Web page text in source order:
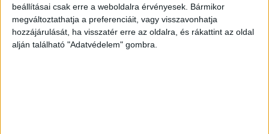
beállításai csak erre a weboldalra érvényesek. Bármikor
megváltoztathatja a preferenciáit, vagy visszavonhatja
hozzájárulását, ha visszatér erre az oldalra, és rákattint az oldal
alján található "Adatvédelem" gombra.
Facebook Email